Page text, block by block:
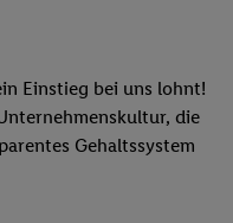
Einstieg bei uns lohnt!
die
Gehaltssystem